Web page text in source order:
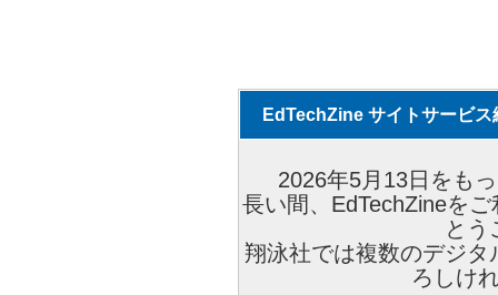
EdTechZine サイトサービス
2026年5月13日をも
長い間、EdTechZineを
とう
翔泳社では複数のデジ
ろしけ